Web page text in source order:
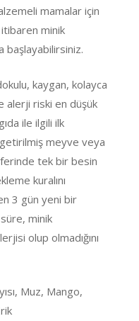
mamalar için
minik
başlayabilirsiniz.
kaygan, kolayca
alerji riski en düşük
ile ilgili ilk
meyve veya
tek bir besin
kuralını
3 gün yeni bir
süre, minik
olup olmadığını
Muz, Mango,